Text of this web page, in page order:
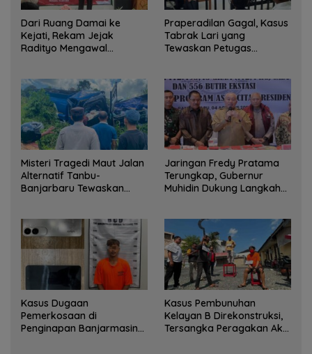
Dari Ruang Damai ke
Kejati, Rekam Jejak
Radityo Mengawal
Praperadilan Gagal, Kasus
Tabrak Lari yang
Tewaskan Petugas
Misteri Tragedi Maut Jalan
Alternatif Tanbu-
Banjarbaru Tewaskan
Jaringan Fredy Pratama
Terungkap, Gubernur
Muhidin Dukung Langkah
Kasus Dugaan
Pemerkosaan di
Penginapan Banjarmasin
Kasus Pembunuhan
Kelayan B Direkonstruksi,
Tersangka Peragakan Aksi